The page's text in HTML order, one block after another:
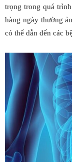
trọng trong quá
hàng ngày thường
có thể dẫn đến các